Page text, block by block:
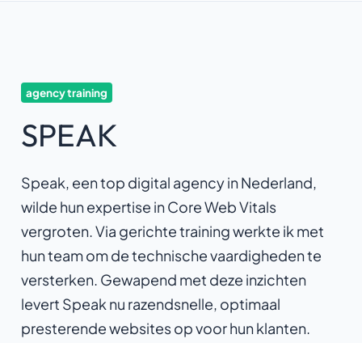
agency training
SPEAK
Speak, een top digital agency in Nederland,
wilde hun expertise in Core Web Vitals
vergroten. Via gerichte training werkte ik met
hun team om de technische vaardigheden te
versterken. Gewapend met deze inzichten
levert Speak nu razendsnelle, optimaal
presterende websites op voor hun klanten.